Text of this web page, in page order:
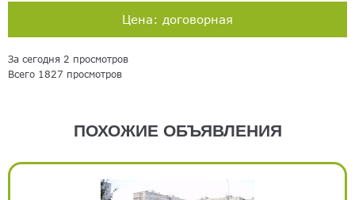
Цена: договорная
За сегодня 2 просмотров
Всего 1827 просмотров
ПОХОЖИЕ ОБЪЯВЛЕНИЯ